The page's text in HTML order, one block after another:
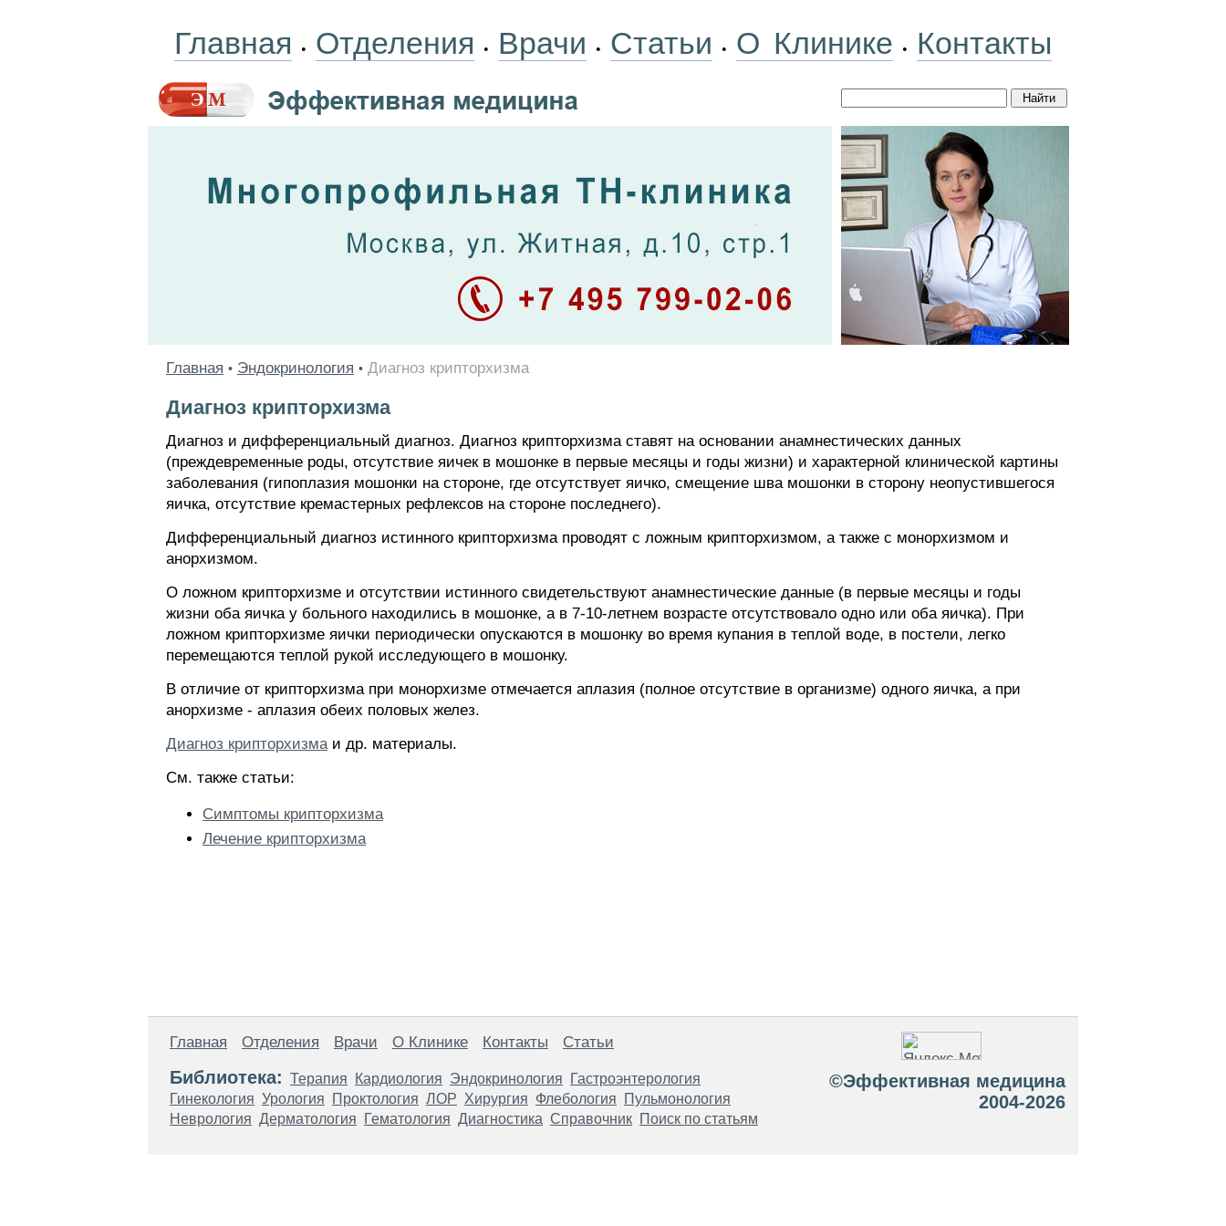
Главная • Отделения • Врачи • Статьи • О Клинике • Контакты
Главная • Эндокринология • Диагноз крипторхизма
Диагноз крипторхизма
Диагноз и дифференциальный диагноз. Диагноз крипторхизма ставят на основании анамнестических данных
(преждевременные роды, отсутствие яичек в мошонке в первые месяцы и годы жизни) и характерной клинической картины
заболевания (гипоплазия мошонки на стороне, где отсутствует яичко, смещение шва мошонки в сторону неопустившегося
яичка, отсутствие кремастерных рефлексов на стороне последнего).
Дифференциальный диагноз истинного крипторхизма проводят с ложным крипторхизмом, а также с монорхизмом и
анорхизмом.
О ложном крипторхизме и отсутствии истинного свидетельствуют анамнестические данные (в первые месяцы и годы
жизни оба яичка у больного находились в мошонке, а в 7-10-летнем возрасте отсутствовало одно или оба яичка). При
ложном крипторхизме яички периодически опускаются в мошонку во время купания в теплой воде, в постели, легко
перемещаются теплой рукой исследующего в мошонку.
В отличие от крипторхизма при монорхизме отмечается аплазия (полное отсутствие в организме) одного яичка, а при
анорхизме - аплазия обеих половых желез.
Диагноз крипторхизмаи др. материалы.
См. также статьи:
Симптомы крипторхизма
Лечение крипторхизма
Главная Отделения Врачи О Клинике Контакты Статьи
Библиотека: Терапия Кардиология Эндокринология
Гастроэнтерология
Гинекология Урология Проктология ЛОР Хирургия Флебология
Пульмонология
Неврология Дерматология Гематология Диагностика Справочник Поиск по статьям
©Эффективная медицина
2004-2026